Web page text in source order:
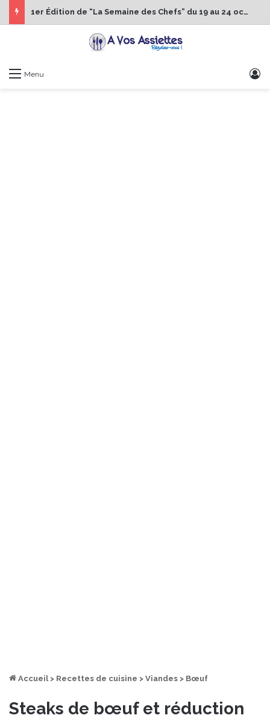
1er Édition de “La Semaine des Chefs” du 19 au 24 octobre 2026
Menu
Accueil > Recettes de cuisine > Viandes > Bœuf
Steaks de bœuf et réduction